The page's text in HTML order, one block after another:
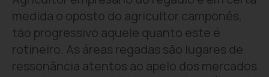
medida o oposto do agricultor camponês,
tão progressivo aquele quanto este é
rotineiro. As áreas regadas são lugares de
ressonância atentos ao apelo dos mercados